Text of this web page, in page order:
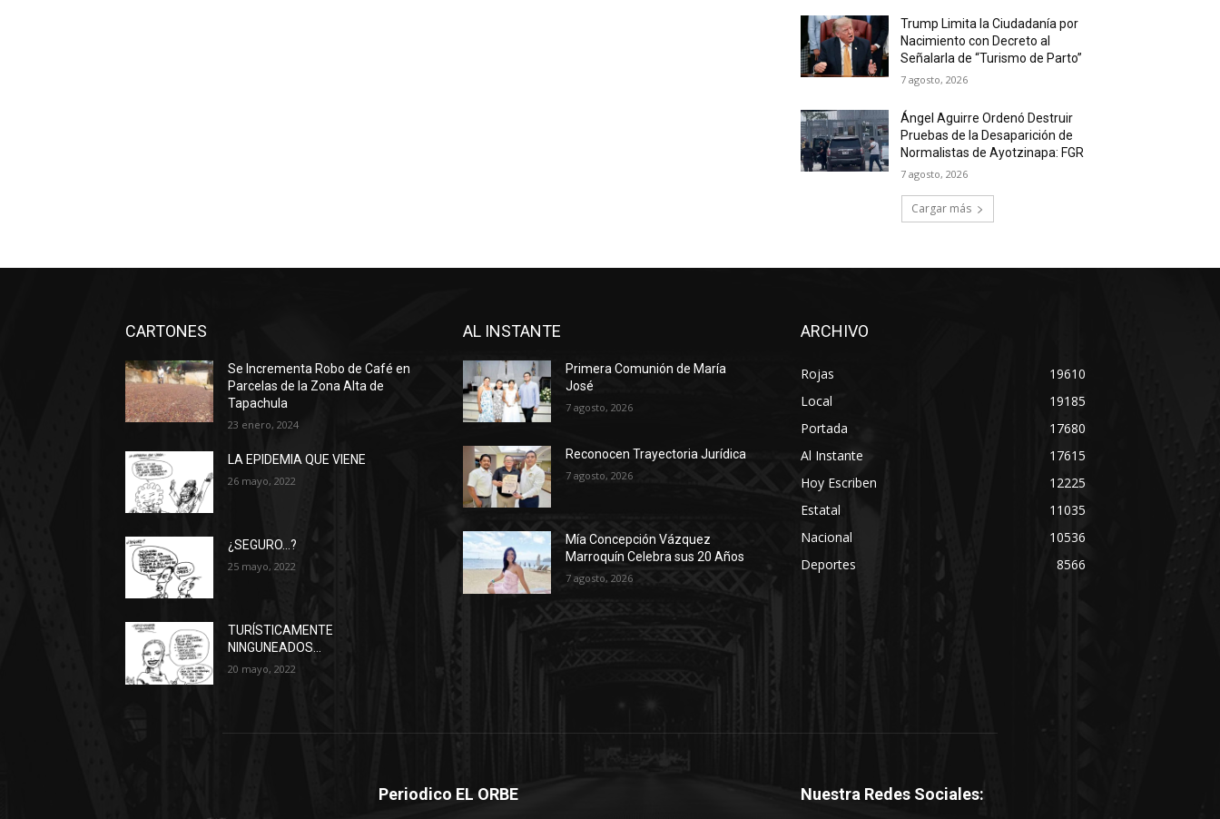
Trump Limita la Ciudadanía por
Nacimiento con Decreto al
Señalarla de “Turismo de Parto”
7 agosto, 2026
Ángel Aguirre Ordenó Destruir
Pruebas de la Desaparición de
Normalistas de Ayotzinapa: FGR
7 agosto, 2026
Cargar más
CARTONES
Se Incrementa Robo de Café en
Parcelas de la Zona Alta de
Tapachula
23 enero, 2024
LA EPIDEMIA QUE VIENE
26 mayo, 2022
¿SEGURO…?
25 mayo, 2022
TURÍSTICAMENTE
NINGUNEADOS…
20 mayo, 2022
AL INSTANTE
Primera Comunión de María
José
7 agosto, 2026
Reconocen Trayectoria Jurídica
7 agosto, 2026
Mía Concepción Vázquez
Marroquín Celebra sus 20 Años
7 agosto, 2026
ARCHIVO
Rojas
19610
Local
19185
Portada
17680
Al Instante
17615
Hoy Escriben
12225
Estatal
11035
Nacional
10536
Deportes
8566
Periodico EL ORBE Nuestra Redes Sociales: